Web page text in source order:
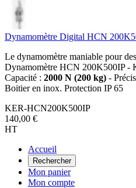
Dynamomètre Digital HCN
Le dynamomètre maniable pour
Dynamomètre HCN 200K500IP -
Capacité : 2000 N (200 kg) -
Boitier en inox. Protection IP 65
KER-HCN200K500IP
140,00 €
HT
Accueil
Rechercher
Mon panier
Mon compte